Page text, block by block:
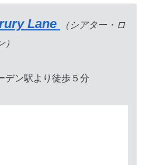
Lane
（シアター・ロ
デン駅より徒歩５分